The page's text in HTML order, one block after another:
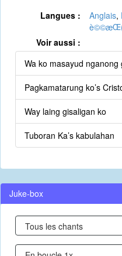
Langues : Anglais,
Voir aussi :
Wa ko masayud nganong
Pagkamatarung ko’s
Way laing gisaligan ko
Tuboran Ka’s kabulahan
Juke-box